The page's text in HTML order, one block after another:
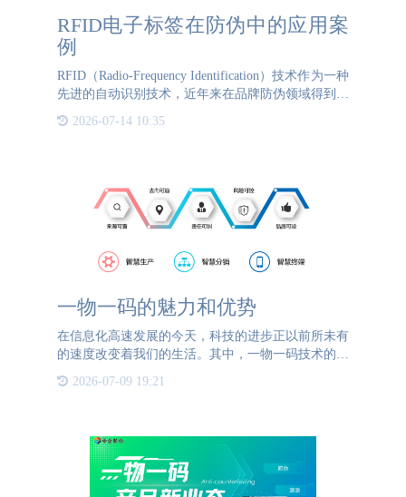
RFID电子标签在防伪中的应用案
例
RFID（Radio-Frequency Identification）技术作为一种
先进的自动识别技术，近年来在品牌防伪领域得到了
术在其防伪体系中的应用
2026-07-14 10:35
一物一码的魅力和优势
在信息化高速发展的今天，科技的进步正以前所未有
的速度改变着我们的生活。其中，一物一码技术的兴
起，无疑为现代商业和社会治理带来了革命性的变
革。所谓一物一码，即每一个商品或物品都有一个独
2026-07-09 19:21